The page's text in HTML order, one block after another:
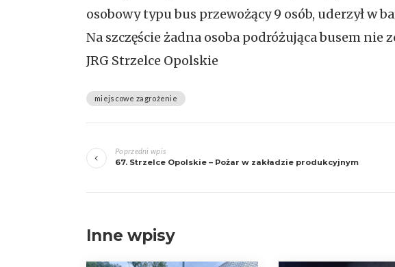
osobowy typu bus przewożący 9 osób, uderzył
Na szczęście żadna osoba podróżująca busem nie
JRG Strzelce Opolskie
miejscowe zagrożenie
wpisy
Poprzedni wpis
67. Strzelce Opolskie – Pożar w zakładzie produkcyjnym
Inne wpisy